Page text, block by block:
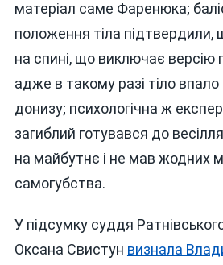
матеріал саме Фаренюка;
положення тіла
на спині, що виключає версію
адже в такому разі тіло
донизу; психологічна ж
загиблий готувався до
на майбутнє і не мав жодних
самогубства.
У підсумку суддя
Оксана Свистун визнала